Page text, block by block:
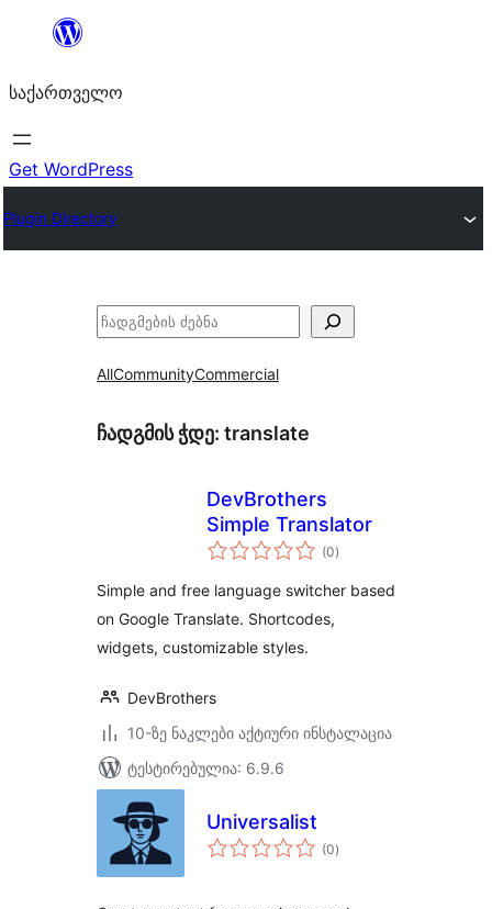
შიგთავსზე
საქართველო
Get WordPress
Plugin Directory
ძებნა
AllCommunityCommercial
ჩადგმის ჭდე: translate
DevBrothers
Simple Translator
(0საერთო
რეიტინგი
)
Simple and free language switcher based
on Google Translate. Shortcodes,
widgets, customizable styles.
DevBrothers
10-ზე ნაკლები აქტიური ინსტალაცია
ტესტირებულია: 6.9.6
Universalist
(0საერთო
რეიტინგი
)